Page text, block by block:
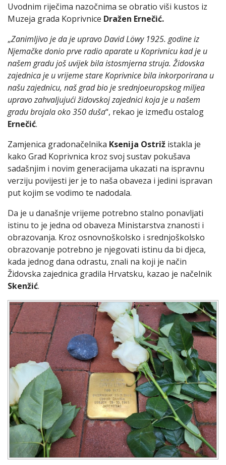
Uvodnim riječima nazočnima se obratio viši kustos iz
Muzeja grada Koprivnice Dražen Ernečić.
„Zanimljivo je da je upravo David Löwy 1925. godine iz
Njemačke donio prve radio aparate u Koprivnicu kad je u
našem gradu još uvijek bila istosmjerna struja. Židovska
zajednica je u vrijeme stare Koprivnice bila inkorporirana u
našu zajednicu, naš grad bio je srednjoeuropskog miljea
upravo zahvaljujući židovskoj zajednici koja je u našem
gradu brojala oko 350 duša“, rekao je između ostalog
Ernečić.
Zamjenica gradonačelnika Ksenija Ostriž istakla je
kako Grad Koprivnica kroz svoj sustav pokušava
sadašnjim i novim generacijama ukazati na ispravnu
verziju povijesti jer je to naša obaveza i jedini ispravan
put kojim se vodimo te nadodala.
Da je u današnje vrijeme potrebno stalno ponavljati
istinu to je jedna od obaveza Ministarstva znanosti i
obrazovanja. Kroz osnovnoškolsko i srednjoškolsko
obrazovanje potrebno je njegovati istinu da bi djeca,
kada jednog dana odrastu, znali na koji je način
Židovska zajednica gradila Hrvatsku, kazao je načelnik
Skenžić.